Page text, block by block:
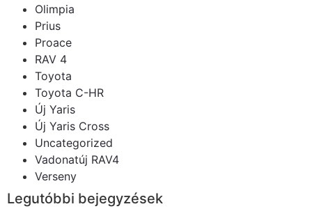
Olimpia
Prius
Proace
RAV 4
Toyota
Toyota C-HR
Új Yaris
Új Yaris Cross
Uncategorized
Vadonatúj RAV4
Verseny
Legutóbbi bejegyzések